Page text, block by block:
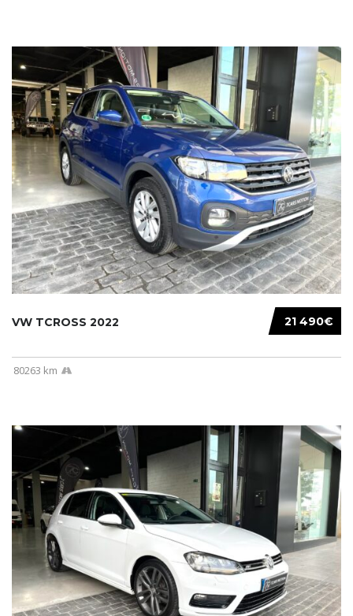
21 490€
VW TCROSS 2022
80263 km